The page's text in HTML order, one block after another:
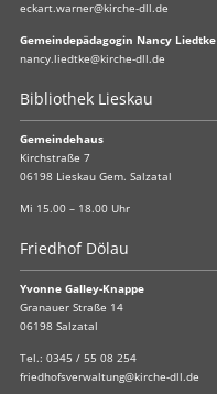
eckart.warner@kirche-dll.de
Gemeindepädagogin Nancy Liedtke
nancy.liedtke@kirche-dll.de
Bibliothek Lieskau
Gemeindehaus
Kirchstraße 7
06198 Lieskau Gem. Salzatal
Mi 15.00 – 18.00 Uhr
Friedhof Dölau
Yvonne Galley-Knappe
Granauer Straße 14
06198 Salzatal
Tel.: 0345 / 55 08 254
friedhofsverwaltung@kirche-dll.de